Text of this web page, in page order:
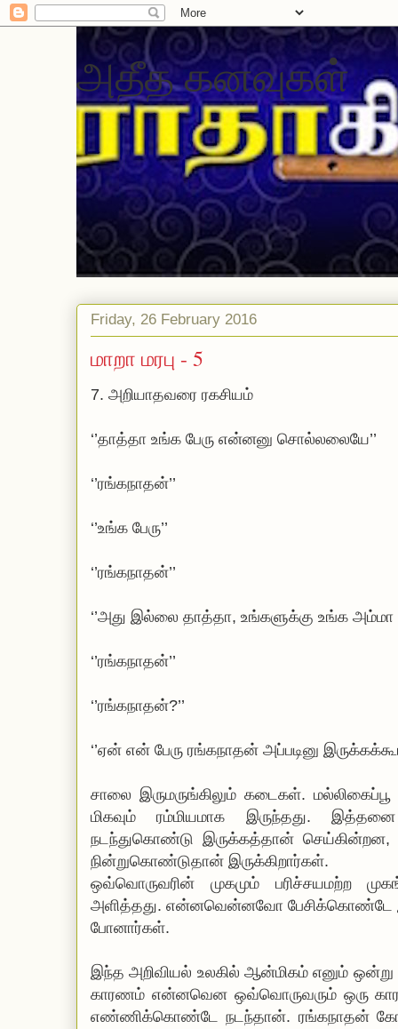
அதீத கனவுகள்
Friday, 26 February 2016
மாறா மரபு - 5
7. அறியாதவரை ரகசியம்
‘’தாத்தா உங்க பேரு என்னனு சொல்லலையே’’
‘’ரங்கநாதன்’’
‘’உங்க பேரு’’
‘’ரங்கநாதன்’’
‘’அது இல்லை தாத்தா, உங்களுக்கு உங்க அம்மா
‘’ரங்கநாதன்’’
‘’ரங்கநாதன்?’’
‘’ஏன் என் பேரு ரங்கநாதன் அப்படினு
சாலை இருமருங்கிலும் கடைகள்.
மிகவும் ரம்மியமாக இருந்தது.
நடந்துகொண்டு இருக்கத்தான் செய்கின்றன,
நின்றுகொண்டுதான் இருக்கிறார்கள்.
ஒவ்வொருவரின் முகமும் பரிச்சயமற்ற
அளித்தது. என்னவென்னவோ பேசிக்கொண்டே
போனார்கள்.
இந்த அறிவியல் உலகில் ஆன்மிகம் எனும் ஒன்று
காரணம் என்னவென ஒவ்வொருவரும் ஒரு
எண்ணிக்கொண்டே நடந்தான். ரங்கநாதன்